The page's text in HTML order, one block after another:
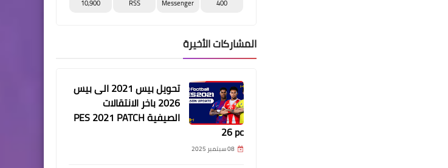
400
Messenger
RSS
10,900
المشاركات الأخيرة
تحويل بيس 2021 الى بيس
2026 باخر الانتقالات
الصيفية PES 2021 PATCH
26 pc
08 سبتمبر 2025